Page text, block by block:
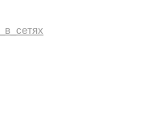
в сетях